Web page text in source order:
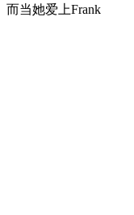
当她爱上Frank